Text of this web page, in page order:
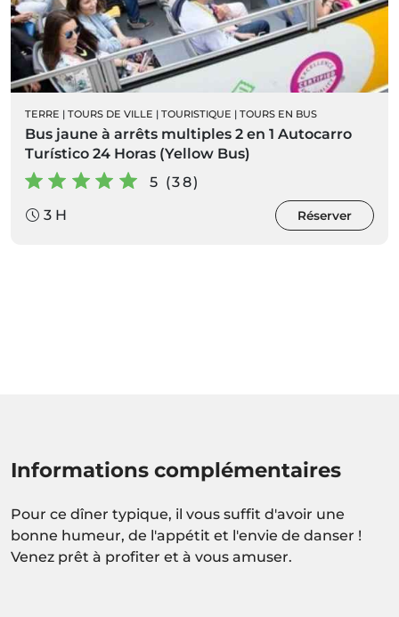
TERRE | TOURS DE VILLE | TOURISTIQUE | TOURS EN BUS
Bus jaune à arrêts multiples 2 en 1 Autocarro
Turístico 24 Horas (Yellow Bus)
5 (38)
3 H
Réserver
Informations complémentaires
Pour ce dîner typique, il vous suffit d'avoir une
bonne humeur, de l'appétit et l'envie de danser !
Venez prêt à profiter et à vous amuser.